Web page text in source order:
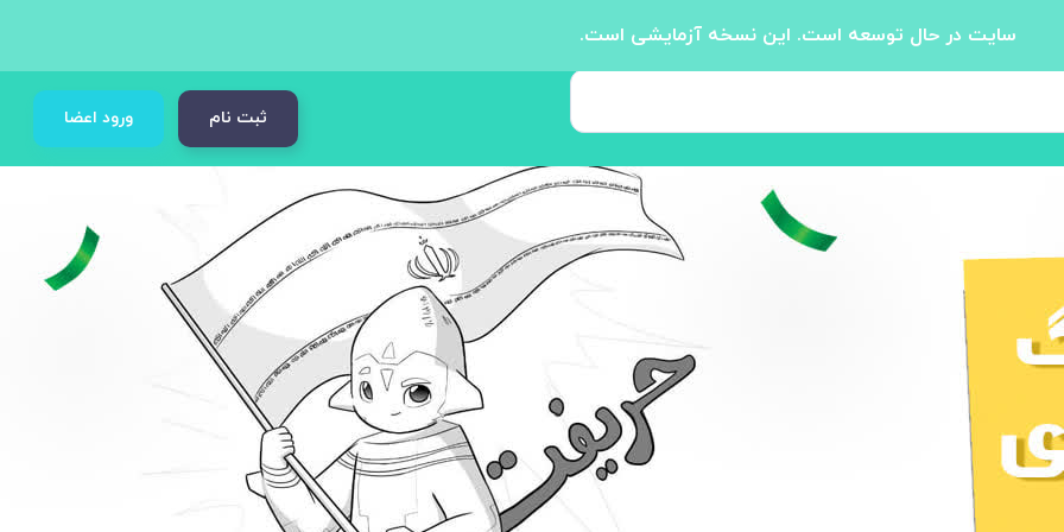
ثبت نام ورود اعضا
سایت در حال توسعه است. این نسخه آزمایشی است.